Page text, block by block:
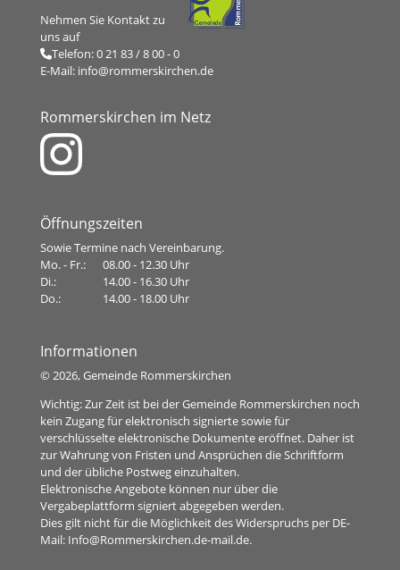
Nehmen Sie Kontakt zu
uns auf
Telefon:0 21 83 / 8 00 - 0
E-Mail: info@rommerskirchen.de
Rommerskirchen im Netz
Öffnungszeiten
Sowie Termine nach Vereinbarung.
Mo. - Fr.:
08.00 - 12.30 Uhr
Di.:
14.00 - 16.30 Uhr
Do.:
14.00 - 18.00 Uhr
Informationen
© 2026, Gemeinde Rommerskirchen
Wichtig: Zur Zeit ist bei der Gemeinde Rommerskirchen noch
kein Zugang für elektronisch signierte sowie für
verschlüsselte elektronische Dokumente eröffnet. Daher ist
zur Wahrung von Fristen und Ansprüchen die Schriftform
und der übliche Postweg einzuhalten.
Elektronische Angebote können nur über die
Vergabeplattform signiert abgegeben werden.
Dies gilt nicht für die Möglichkeit des Widerspruchs per DE-
Mail: Info@Rommerskirchen.de-mail.de.